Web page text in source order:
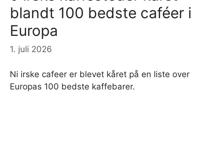
blandt 100 bedste caféer i
Europa
1. juli 2026
Ni irske cafeer er blevet kåret på en liste over
Europas 100 bedste kaffebarer.